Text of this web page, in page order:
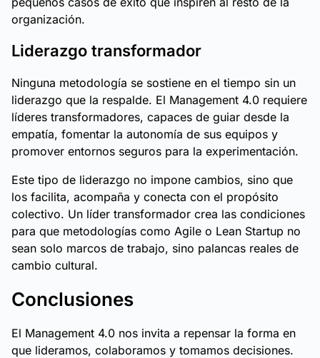
organización.
Liderazgo transformador
Ninguna metodología se sostiene en el tiempo sin un
liderazgo que la respalde. El Management 4.0 requiere
líderes transformadores, capaces de guiar desde la
empatía, fomentar la autonomía de sus equipos y
promover entornos seguros para la experimentación.
Este tipo de liderazgo no impone cambios, sino que
los facilita, acompaña y conecta con el propósito
colectivo. Un líder transformador crea las condiciones
para que metodologías como Agile o Lean Startup no
sean solo marcos de trabajo, sino palancas reales de
cambio cultural.
Conclusiones
El Management 4.0 nos invita a repensar la forma en
que lideramos, colaboramos y tomamos decisiones.